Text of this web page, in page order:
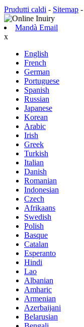
Prudutti caldi - Sitemap -
Mandà Email
x
English
French
German
Portuguese
Spanish
Russian
Japanese
Korean
Arabic
Irish
Greek
Turkish
Italian
Danish
Romanian
Indonesian
Czech
Afrikaans
Swedish
Polish
Basque
Catalan
Esperanto
Hindi
Lao
Albanian
Amharic
Armenian
Azerbaijani
Belarusian